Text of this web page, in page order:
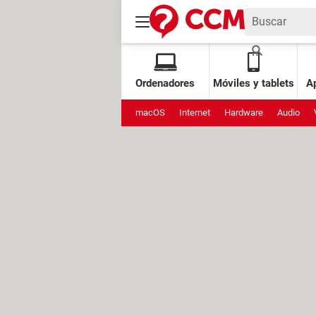
Ordenadores Móviles y tablets
macOS Internet Hardware Audio